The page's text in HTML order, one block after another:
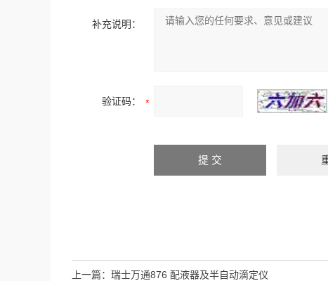
补充说明：
验证码：
上一篇： 瑞士万通876 配液器及半自动滴定仪